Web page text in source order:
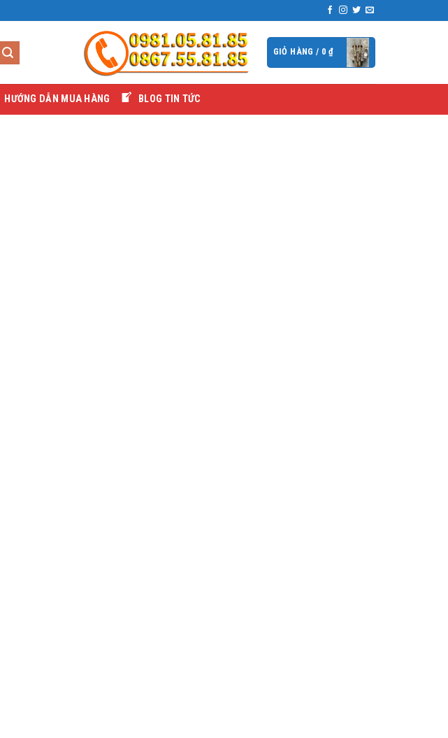
GIỎ HÀNG / 0 ₫
HƯỚNG DẪN MUA HÀNG BLOG TIN TỨC